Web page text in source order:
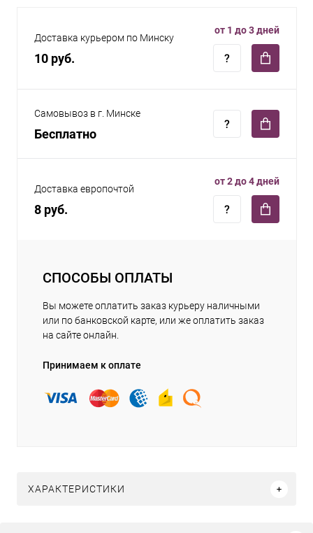
Доставка курьером по Минску
10 руб.
от 1 до 3 дней
Самовывоз в г. Минске
Бесплатно
Доставка европочтой
8 руб.
от 2 до 4 дней
СПОСОБЫ ОПЛАТЫ
Вы можете оплатить заказ курьеру наличными
или по банковской карте, или же оплатить заказ
на сайте онлайн.
Принимаем к оплате
ХАРАКТЕРИСТИКИ